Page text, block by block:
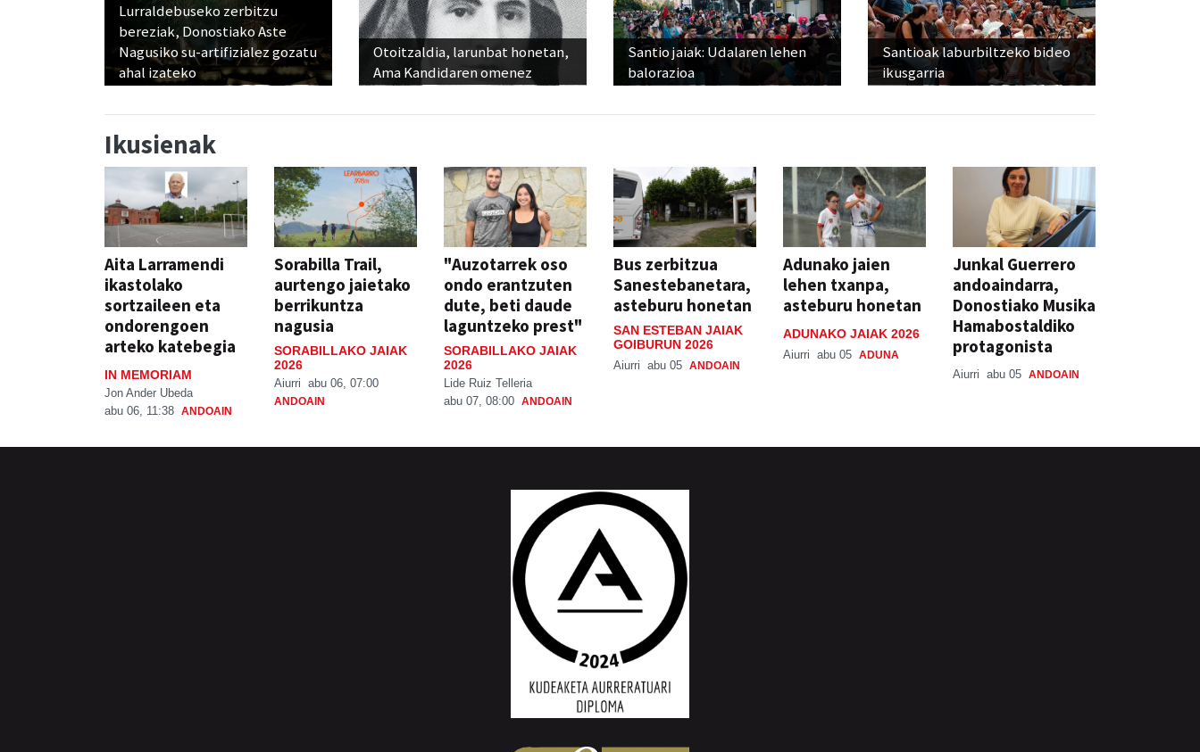
Lurraldebuseko zerbitzu
bereziak, Donostiako Aste
Nagusiko su-artifizialez gozatu
ahal izateko
Otoitzaldia, larunbat honetan,
Ama Kandidaren omenez
Santio jaiak: Udalaren lehen
balorazioa
Santioak laburbiltzeko bideo
ikusgarria
Ikusienak
Aita Larramendi
ikastolako
sortzaileen eta
ondorengoen
arteko katebegia
IN MEMORIAM
Jon Ander Ubeda
abu 06, 11:38 ANDOAIN
Sorabilla Trail,
aurtengo jaietako
berrikuntza
nagusia
SORABILLAKO JAIAK
2026
Aiurri abu 06, 07:00
ANDOAIN
"Auzotarrek oso
ondo erantzuten
dute, beti daude
laguntzeko prest"
SORABILLAKO JAIAK
2026
Lide Ruiz Telleria
abu 07, 08:00 ANDOAIN
Bus zerbitzua
Sanestebanetara,
asteburu honetan
SAN ESTEBAN JAIAK
GOIBURUN 2026
Aiurri abu 05 ANDOAIN
Adunako jaien
lehen txanpa,
asteburu honetan
ADUNAKO JAIAK 2026
Aiurri abu 05 ADUNA
Junkal Guerrero
andoaindarra,
Donostiako Musika
Hamabostaldiko
protagonista
Aiurri abu 05 ANDOAIN